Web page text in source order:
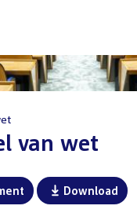
van wet
Download